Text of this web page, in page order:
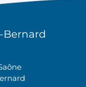
Bernard